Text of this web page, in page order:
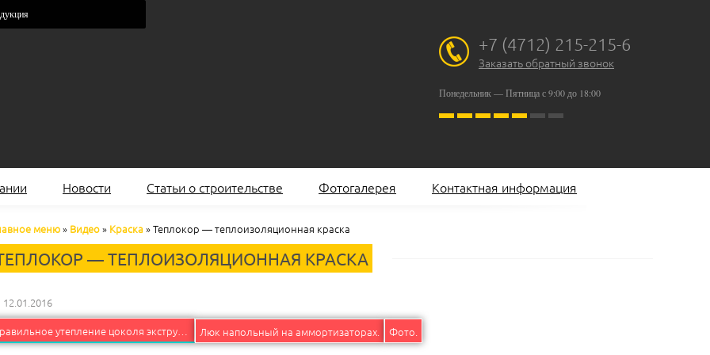
+7 (4712) 215-215-6
Заказать обратный звонок
Понедельник — Пятница с 9:00 до 18:00
Новости Статьи о строительстве Фотогалерея Контактная информация
меню» Видео» Краска»Теплокор — теплоизоляционная краска
— ТЕПЛОИЗОЛЯЦИОННАЯ КРАСКА
12.01.2016
Правильное утепление цоколя экструдированный пенополистиролом.
Люк напольный на аммортизаторах. Фото.